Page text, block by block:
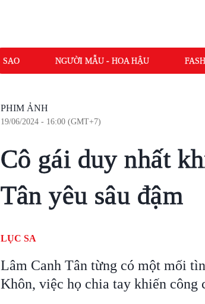
SAO NGƯỜI MẪU - HOA HẬU
PHIM ẢNH
19/06/2024 - 16:00 (GMT+7)
Cô gái duy nhất
Tân yêu sâu đậm
LỤC SA
Lâm Canh Tân từng có một mối
Khôn, việc họ chia tay khiến công